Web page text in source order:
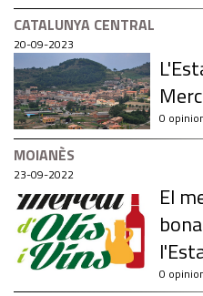
CATALUNYA CENTRAL
20-09-2023
0
MOIANÈS
23-09-2022
El
0